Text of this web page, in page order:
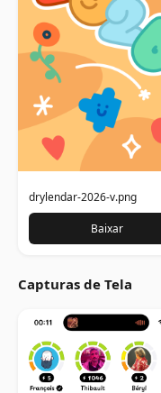
drylendar-2026-v.png
Baixar
Capturas de Tela